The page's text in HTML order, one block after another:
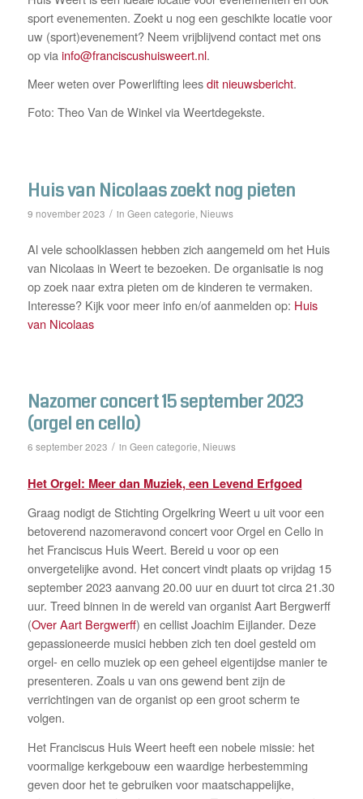
sport evenementen. Zoekt u nog een geschikte locatie voor
uw (sport)evenement? Neem vrijblijvend contact met ons
op via info@franciscushuisweert.nl.
Meer weten over Powerlifting leesdit nieuwsbericht.
Foto: Theo Van de Winkel via Weertdegekste.
Huis van Nicolaas zoekt nog pieten
9 november 2023 / in Geen categorie, Nieuws
Al vele schoolklassen hebben zich aangemeld om het Huis
van Nicolaas in Weert te bezoeken. De organisatie is nog
op zoek naar extra pieten om de kinderen te vermaken.
Interesse? Kijk voor meer info en/of aanmelden op: Huis
van Nicolaas
Nazomer concert 15 september 2023
(orgel en cello)
6 september 2023 / in Geen categorie, Nieuws
Het Orgel: Meer dan Muziek, een Levend Erfgoed
Graag nodigt de Stichting Orgelkring Weert u uit voor een
betoverend nazomeravond concert voor Orgel en Cello in
het Franciscus Huis Weert. Bereid u voor op een
onvergetelijke avond. Het concert vindt plaats op vrijdag 15
september 2023 aanvang 20.00 uur en duurt tot circa 21.30
uur. Treed binnen in de wereld van organist Aart Bergwerff
(Over Aart Bergwerff) en cellist Joachim Eijlander. Deze
gepassioneerde musici hebben zich ten doel gesteld om
orgel- en cello muziek op een geheel eigentijdse manier te
presenteren. Zoals u van ons gewend bent zijn de
verrichtingen van de organist op een groot scherm te
volgen.
Het Franciscus Huis Weert heeft een nobele missie: het
voormalige kerkgebouw een waardige herbestemming
geven door het te gebruiken voor maatschappelijke,